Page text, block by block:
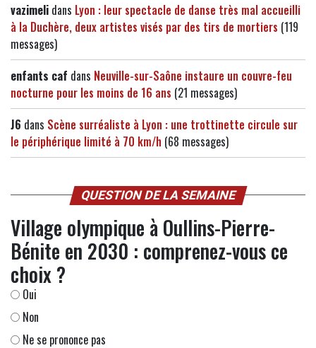
vazimeli dans Lyon : leur spectacle de danse très mal accueilli
à la Duchère, deux artistes visés par des tirs de mortiers (119
messages)
enfants caf dans Neuville-sur-Saône instaure un couvre-feu
nocturne pour les moins de 16 ans (21 messages)
J6 dans Scène surréaliste à Lyon : une trottinette circule sur
le périphérique limité à 70 km/h (68 messages)
QUESTION DE LA SEMAINE
Village olympique à Oullins-Pierre-
Bénite en 2030 : comprenez-vous ce
choix ?
Oui
Non
Ne se prononce pas